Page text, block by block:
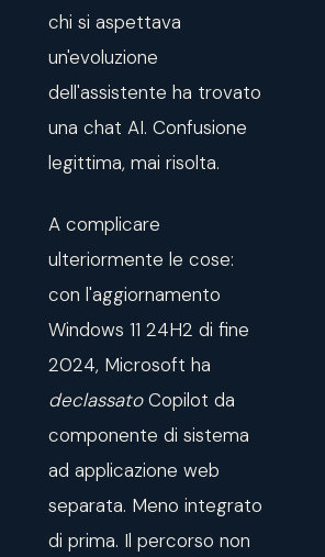
chi si aspettava
un'evoluzione
dell'assistente ha trovato
una chat AI. Confusione
legittima, mai risolta.
A complicare
ulteriormente le cose:
con l'aggiornamento
Windows 11 24H2 di fine
2024, Microsoft ha
declassatoCopilot da
componente di sistema
ad applicazione web
separata. Meno integrato
di prima. Il percorso non